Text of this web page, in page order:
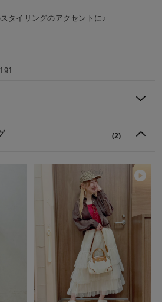
タイリングのアクセントに♪
(2)